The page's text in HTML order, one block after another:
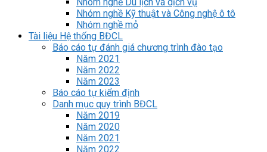
Nhóm nghề Kỹ thuật và Công nghệ ô tô
Nhóm nghề mỏ
Tài liệu Hệ thống BĐCL
Báo cáo tự đánh giá chương trình đào tạo
Năm 2021
Năm 2022
Năm 2023
Báo cáo tự kiểm định
Danh mục quy trình BĐCL
Năm 2019
Năm 2020
Năm 2021
Năm 2022